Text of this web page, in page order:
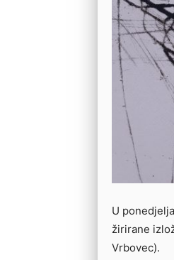
U
žirirane
Vrbovec).